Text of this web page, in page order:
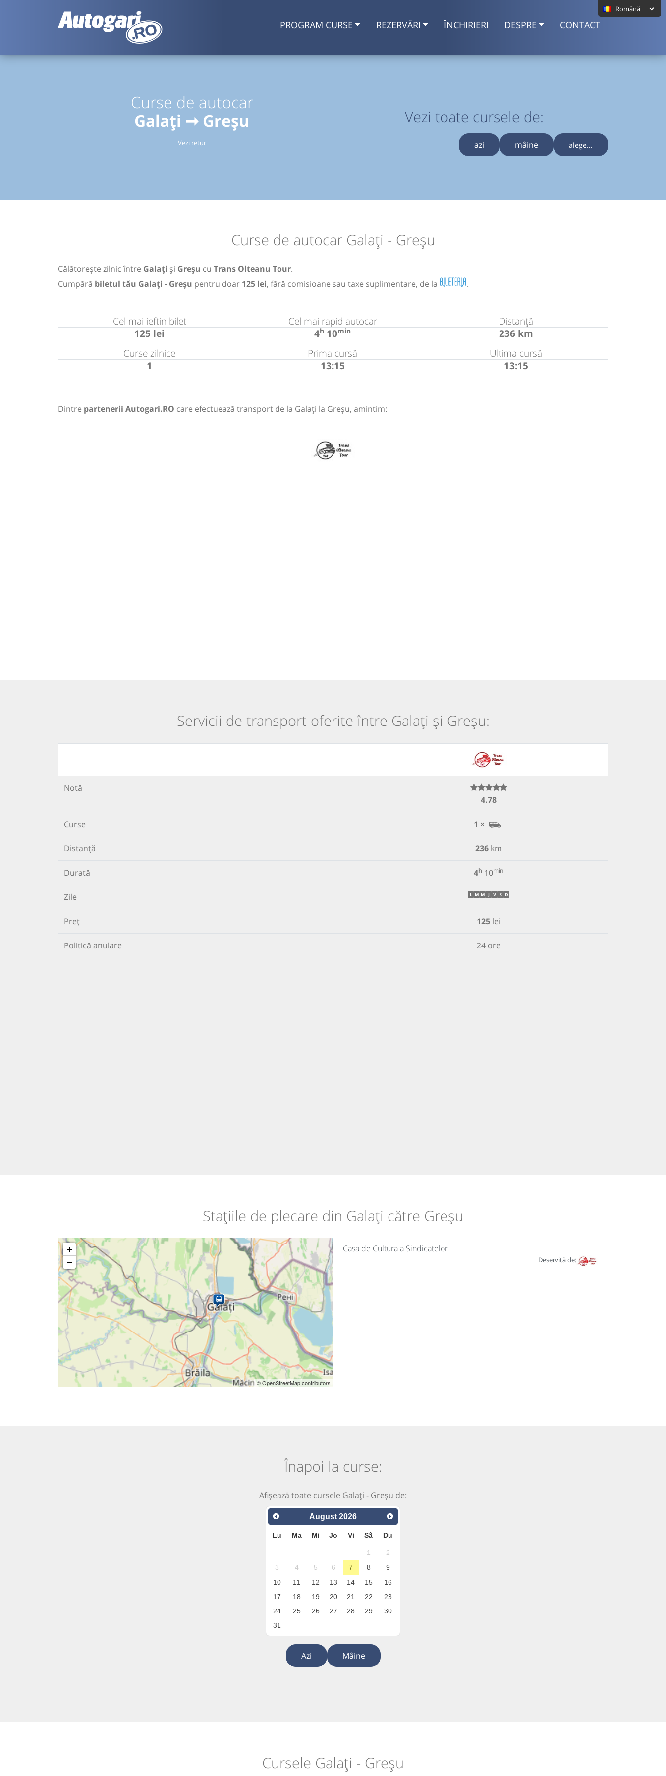
PROGRAM CURSE REZERVĂRI ÎNCHIRIERI DESPRE CONTACT
Curse de autocar
Galați ➞ Greșu
Vezi retur
Vezi toate cursele de:
azi mâine alege...
Curse de autocar Galați - Greșu
Călătorește zilnic între Galați și Greșu cu Trans Olteanu Tour.
Cumpără biletul tău Galați - Greșu pentru doar 125 lei, fără comisioane sau taxe suplimentare, de la .
Cel mai ieftin bilet
125 lei
Cel mai rapid autocar
4h 10min
Distanță
236 km
Curse zilnice
1
Prima cursă
13:15
Ultima cursă
13:15
Dintre partenerii Autogari.RO care efectuează transport de la Galați la Greșu, amintim:
Servicii de transport oferite între Galați și Greșu:
Notă
4.78
Curse 1 ×
Distanță 236 km
Durată 4h 10min
Zile L M M J V S D
Preț 125 lei
Politică anulare 24 ore
Stațiile de plecare din Galați către Greșu
+
−
© OpenStreetMap contributors
Casa de Cultura a Sindicatelor
Deservită de:
Înapoi la curse:
Afișează toate cursele Galați - Greșu de:
August 2026
Lu Ma Mi Jo Vi Sâ Du
1
2
3
4 5 6 7 8
9
10
11 12 13 14 15
16
17
18 19 20 21 22
23
24
25 26 27 28 29
30
31
Azi Mâine
Cursele Galați - Greșu